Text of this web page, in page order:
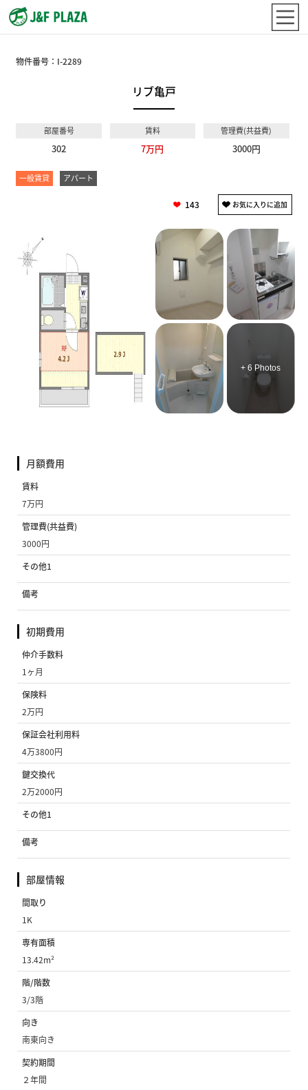
物件番号： I-2289
リブ亀戸
部屋番号
302
賃料
7万円
管理費(共益費)
3000円
一般賃貸 アパート
143
+ 6 Photos
月額費用
賃料
7万円
管理費(共益費)
3000円
その他1
備考
初期費用
仲介手数料
1ヶ月
保険料
2万円
保証会社利用料
4万3800円
鍵交換代
2万2000円
その他1
備考
部屋情報
間取り
1K
専有面積
13.42m²
階/階数
3/3階
向き
南東向き
契約期間
２年間